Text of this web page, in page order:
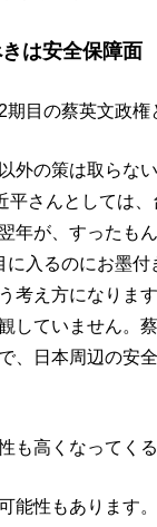
は安全保障面
目の蔡英文政権
外の策は取らな
さんとしては
年が、すったも
入るのにお墨付
考え方になりま
していません。
、日本周辺の安
も高くなってくる
能性もあります。